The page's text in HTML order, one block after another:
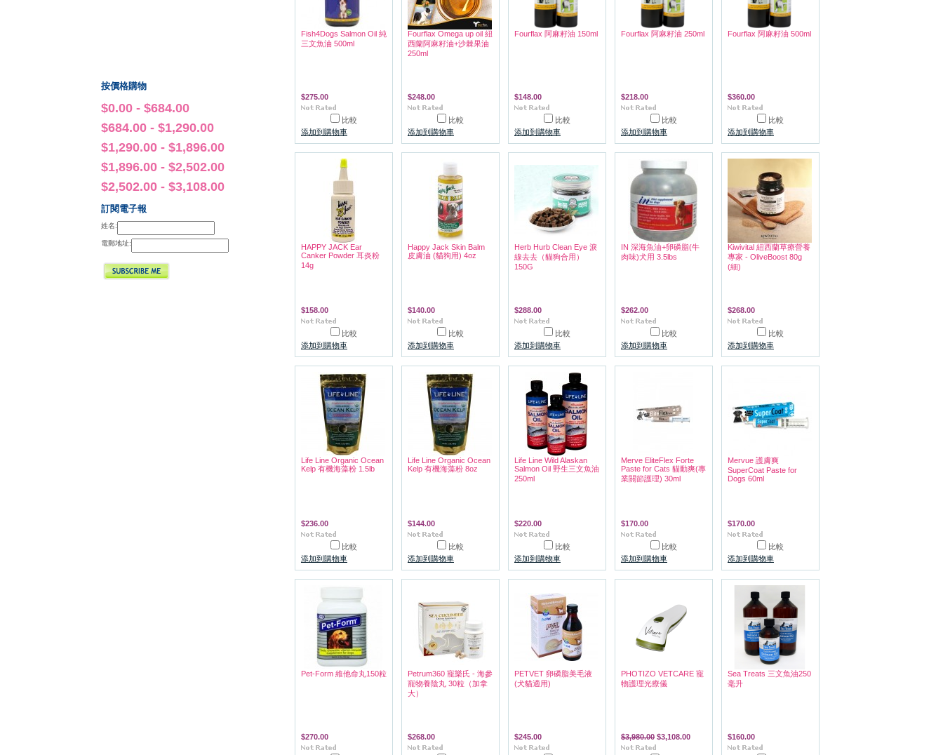
按價格購物
$0.00 - $684.00
$684.00 - $1,290.00
$1,290.00 - $1,896.00
$1,896.00 - $2,502.00
$2,502.00 - $3,108.00
訂閱電子報
姓名:
電郵地址:
Fish4Dogs Salmon Oil 純
三文魚油 500ml
$275.00
比較
添加到購物車
Fourflax Omega up oil 紐
西蘭阿麻籽油+沙棘果油
250ml
$248.00
比較
添加到購物車
Fourflax 阿麻籽油 150ml
$148.00
比較
添加到購物車
Fourflax 阿麻籽油 250ml
$218.00
比較
添加到購物車
Fourflax 阿麻籽油 500ml
$360.00
比較
添加到購物車
HAPPY JACK Ear
Canker Powder 耳炎粉
14g
$158.00
比較
添加到購物車
Happy Jack Skin Balm
皮膚油 (貓狗用) 4oz
$140.00
比較
添加到購物車
Herb Hurb Clean Eye 淚
線去去（貓狗合用）
150G
$288.00
比較
添加到購物車
IN 深海魚油+卵磷脂(牛
肉味)犬用 3.5lbs
$262.00
比較
添加到購物車
Kiwivital 紐西蘭草療營養
專家 - OliveBoost 80g
(細)
$268.00
比較
添加到購物車
Life Line Organic Ocean
Kelp 有機海藻粉 1.5lb
$236.00
比較
添加到購物車
Life Line Organic Ocean
Kelp 有機海藻粉 8oz
$144.00
比較
添加到購物車
Life Line Wild Alaskan
Salmon Oil 野生三文魚油
250ml
$220.00
比較
添加到購物車
Merve EliteFlex Forte
Paste for Cats 貓動爽(專
業關節護理) 30ml
$170.00
比較
添加到購物車
Mervue 護膚爽
SuperCoat Paste for
Dogs 60ml
$170.00
比較
添加到購物車
Pet-Form 維他命丸150粒
$270.00
Petrum360 寵樂氏 - 海參
寵物養陰丸 30粒（加拿
大）
$268.00
PETVET 卵磷脂美毛液
(犬貓適用)
$245.00
PHOTIZO VETCARE 寵
物護理光療儀
$3,980.00$3,108.00
Sea Treats 三文魚油250
毫升
$160.00